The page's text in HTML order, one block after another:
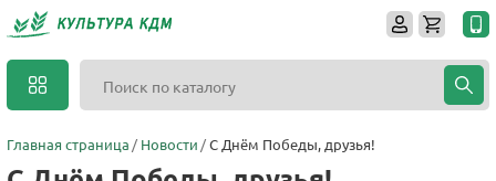
Главная страница Новости С Днём Победы, друзья!